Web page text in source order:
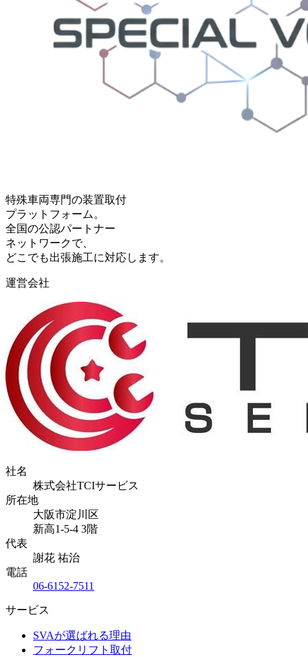
特殊車両専門の装置取付
プラットフォーム。
全国の公認パートナー
ネットワークで、
どこでも出張施工に対応します。
運営会社
社名
株式会社TCIサービス
所在地
大阪市淀川区
新高1-5-4 3階
代表
謝花 祐治
電話
06-6152-7511
サービス
SVAが選ばれる理由
フォークリフト取付